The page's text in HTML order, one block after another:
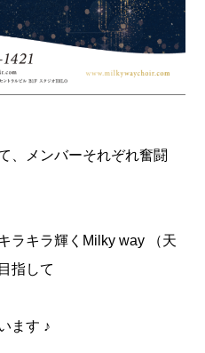
、メンバーそれぞれ奮闘
ラキラ輝くMilky way （天
指して
ます ♪